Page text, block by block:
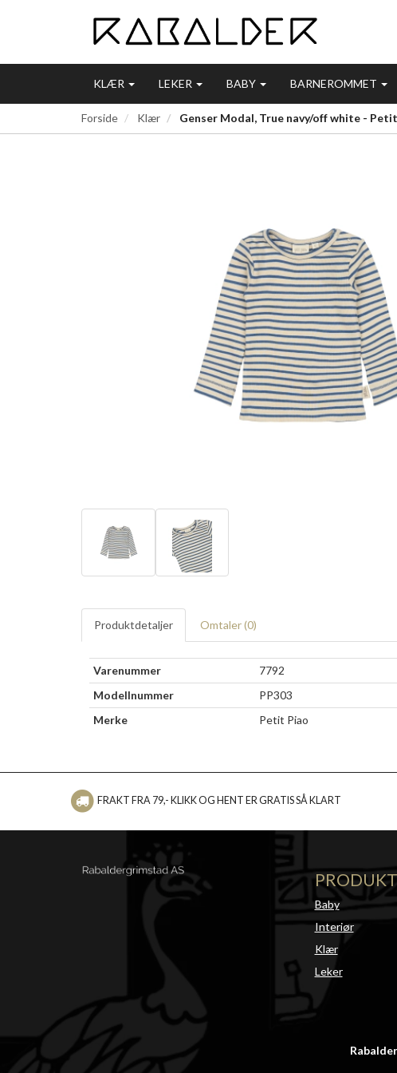
KLÆR LEKER BABY BARNEROMMET
Forside Klær Genser Modal, True navy/off white -
Produktdetaljer Omtaler (0)
Varenummer
7792
Modellnummer
PP303
Merke
Petit Piao
FRAKT FRA 79,- KLIKK OG HENT ER GRATIS SÅ KLART
Baby
Interiør
Klær
Leker